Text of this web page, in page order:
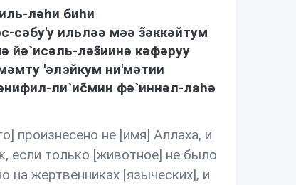
лəhи биhи
сəбу'у ильлəə мəə з̃əккəйтум
йə`исəль-лəз̃иинə кəфəруу
'əлэйкум ни'мəтии
ли`иc̃мин фə`иннəл-лаhə
произнесено не [имя] Аллаха, и
если только [животное] не было
на жертвенниках [языческих], и